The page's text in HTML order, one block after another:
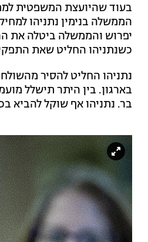
בעוד שהיועצת המשפטית
הממשלה בנימין נתניהו
יפרוש והממשלה ביטלה את
כשנתניהו החליט שאת
נתניהו החליט להסיר
בארגון. בין היתר תישלל
בר. נתניהו אף שוקל להביא